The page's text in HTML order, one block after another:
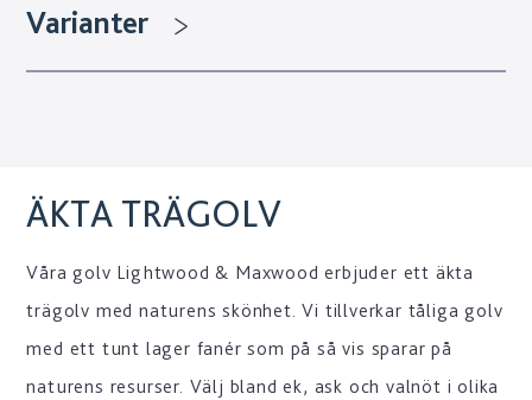
Varianter
ÄKTA TRÄGOLV
Våra golv Lightwood & Maxwood erbjuder ett äkta
trägolv med naturens skönhet. Vi tillverkar tåliga golv
med ett tunt lager fanér som på så vis sparar på
naturens resurser. Välj bland ek, ask och valnöt i olika